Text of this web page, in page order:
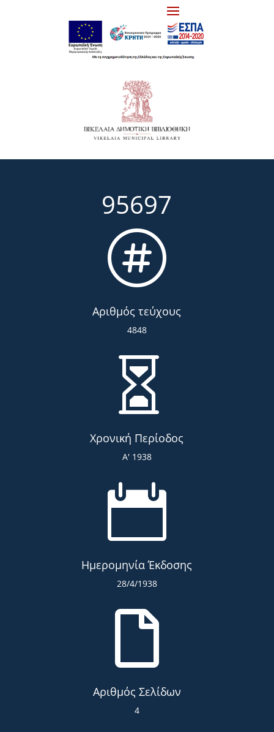
95697

Αριθμός τεύχους
4848

Χρονική Περίοδος
Α' 1938

Ημερομηνία Έκδοσης
28/4/1938

Αριθμός Σελίδων
4